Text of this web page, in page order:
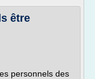
être
personnels des